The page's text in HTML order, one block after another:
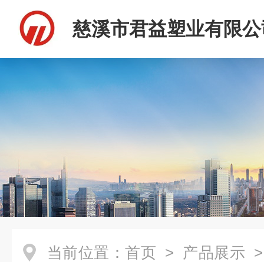
慈溪市君益塑业有限
当前位置： 首页 > 产品展示